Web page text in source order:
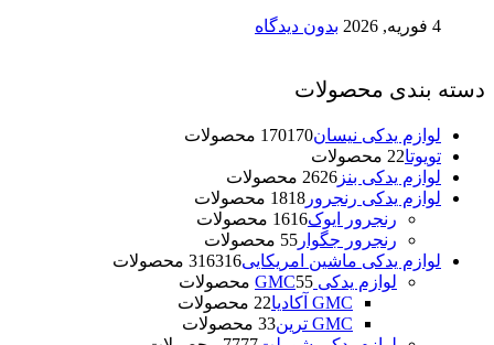
4 فوریه, 2026 بدون دیدگاه
دسته بندی محصولات
لوازم یدکی نیسان 170170 محصولات
تویوتا 22 محصولات
لوازم یدکی بنز
2626 محصولات
لوازم یدکی رنجرور
1818 محصولات
رنجرور ایوک
1616 محصولات
رنجرور جگوار
55 محصولات
لوازم یدکی ماشین امریکایی
316316 محصولات
لوازم یدکی GMC
55 محصولات
GMC آکادیا
22 محصولات
GMC ترین
33 محصولات